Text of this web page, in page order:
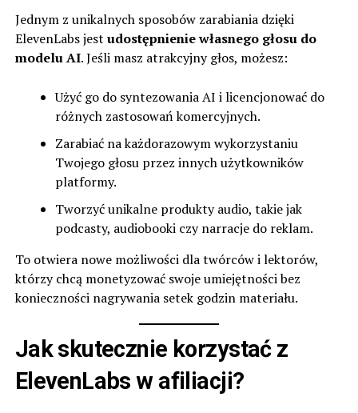
Jednym z unikalnych sposobów zarabiania dzięki
ElevenLabs jest udostępnienie własnego głosu do
modelu AI. Jeśli masz atrakcyjny głos, możesz:
Użyć go do syntezowania AI i licencjonować do
różnych zastosowań komercyjnych.
Zarabiać na każdorazowym wykorzystaniu
Twojego głosu przez innych użytkowników
platformy.
Tworzyć unikalne produkty audio, takie jak
podcasty, audiobooki czy narracje do reklam.
To otwiera nowe możliwości dla twórców i lektorów,
którzy chcą monetyzować swoje umiejętności bez
konieczności nagrywania setek godzin materiału.
Jak skutecznie korzystać z
ElevenLabs w afiliacji?